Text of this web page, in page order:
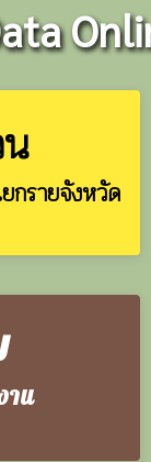
รายจังหวัด
าน